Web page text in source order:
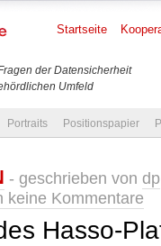
der Datensicherheit
Umfeld
Startseite
Portraits Positionspapier
- geschrieben von dp
keine Kommentare
Hasso-